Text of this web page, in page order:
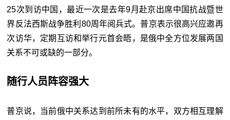
25次到访中国，最近一次是去年9月赴京出席中国抗战暨世
界反法西斯战争胜利80周年阅兵式。普京表示很高兴应邀再
次访华，定期互访和举行元首会晤，是俄中全方位发展两国
关系不可或缺的一部分。
随行人员阵容强大
普京说，当前俄中关系达到前所未有的水平，双方相互理解